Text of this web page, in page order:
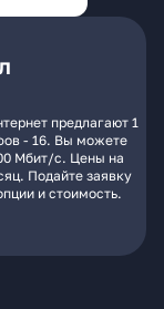
предлагают 1
- 16. Вы можете
Мбит/с. Цены на
Подайте заявку
и стоимость.